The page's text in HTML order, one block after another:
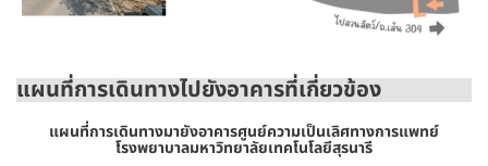
แผนที่การเดินทางไปยังอาคารที่เกี่ยวข้อง
แผนที่การเดินทางมายังอาคารศูนย์ความเป็นเลิศทางการแพทย์
โรงพยาบาลมหาวิทยาลัยเทคโนโลยีสุรนารี